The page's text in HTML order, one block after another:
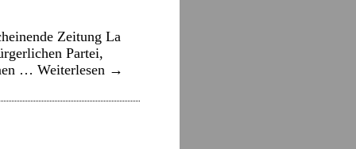
Zeitung La
Partei,
… Weiterlesen →